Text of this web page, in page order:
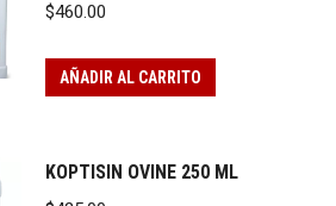
$460.00
AÑADIR AL CARRITO
KOPTISIN OVINE 250 ML